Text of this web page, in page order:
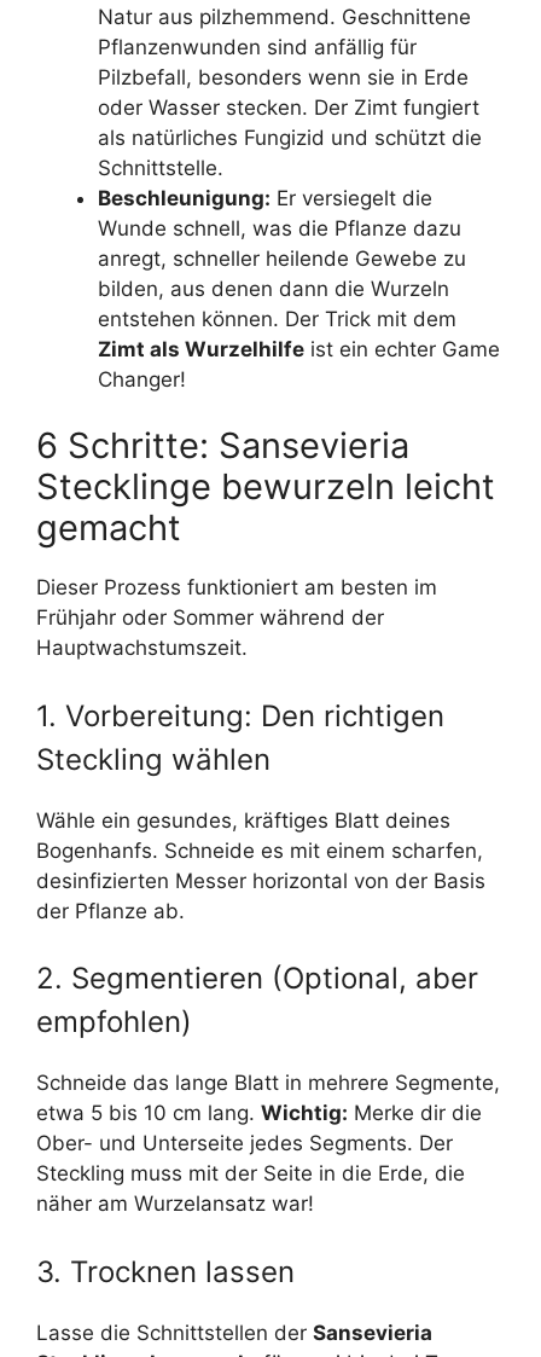
Natur aus pilzhemmend. Geschnittene
Pflanzenwunden sind anfällig für
Pilzbefall, besonders wenn sie in Erde
oder Wasser stecken. Der Zimt fungiert
als natürliches Fungizid und schützt die
Schnittstelle.
Beschleunigung: Er versiegelt die
Wunde schnell, was die Pflanze dazu
anregt, schneller heilende Gewebe zu
bilden, aus denen dann die Wurzeln
entstehen können. Der Trick mit dem
Zimt als Wurzelhilfe ist ein echter Game
Changer!
6 Schritte: Sansevieria
Stecklinge bewurzeln leicht
gemacht
Dieser Prozess funktioniert am besten im
Frühjahr oder Sommer während der
Hauptwachstumszeit.
1. Vorbereitung: Den richtigen
Steckling wählen
Wähle ein gesundes, kräftiges Blatt deines
Bogenhanfs. Schneide es mit einem scharfen,
desinfizierten Messer horizontal von der Basis
der Pflanze ab.
2. Segmentieren (Optional, aber
empfohlen)
Schneide das lange Blatt in mehrere Segmente,
etwa 5 bis 10 cm lang. Wichtig: Merke dir die
Ober- und Unterseite jedes Segments. Der
Steckling muss mit der Seite in die Erde, die
näher am Wurzelansatz war!
3. Trocknen lassen
Lasse die Schnittstellen der Sansevieria